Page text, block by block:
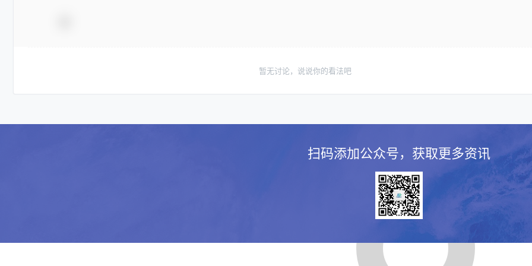
暂无讨论，说说你的看法吧
扫码添加公众号，获取更多资讯